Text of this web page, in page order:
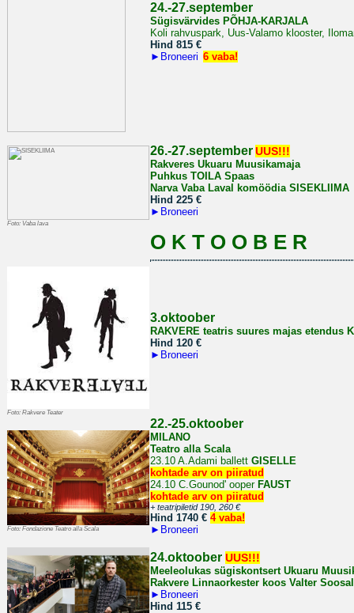
24.-27.september
Sügisvärvides PÕHJA-KARJALA
Koli rahvuspark, Uus-Valamo klooster,
Hind 815 €
► Broneeri 6 vaba!
Foto: Vaba lava
26.-27.septemberUUS!!!
Rakveres Ukuaru Muusikamaja
Puhkus TOILA Spaas
Narva Vaba Laval komöödia SISEKLIIMA
Hind 225 €
► Broneeri
O K T O O B E R
Foto: Rakvere Teater
3.oktoober
RAKVERE teatris suures majas etendus
Hind 120 €
► Broneeri
Foto: Fondazione Teatro alla Scala
22.-25.oktoober
MILANO
Teatro alla Scala
23.10 A.Adami ballett GISELLE
kohtade arv on piiratud
24.10 C.Gounod' ooper FAUST
kohtade arv on piiratud
+ teatripiletid 190, 260 €
Hind 1740 € 4 vaba!
► Broneeri
24.oktoober UUS!!!
Meeleolukas sügiskontsert Ukuaru
Rakvere Linnaorkester koos Valter
► Broneeri
Hind 115 €